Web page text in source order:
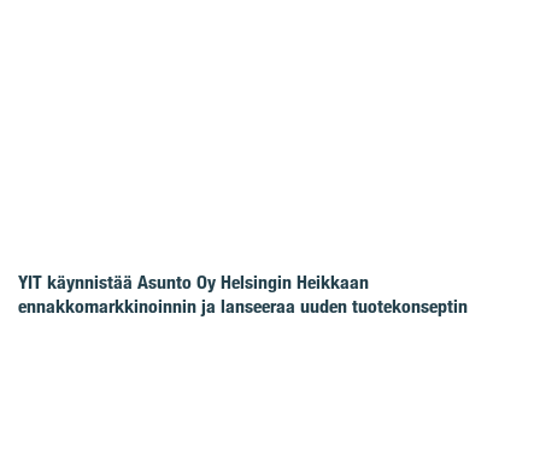
YIT käynnistää Asunto Oy Helsingin Heikkaan
ennakkomarkkinoinnin ja lanseeraa uuden tuotekonseptin